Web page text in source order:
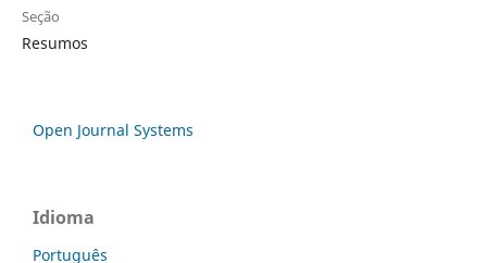
Seção
Resumos
Open Journal Systems
Idioma
Português